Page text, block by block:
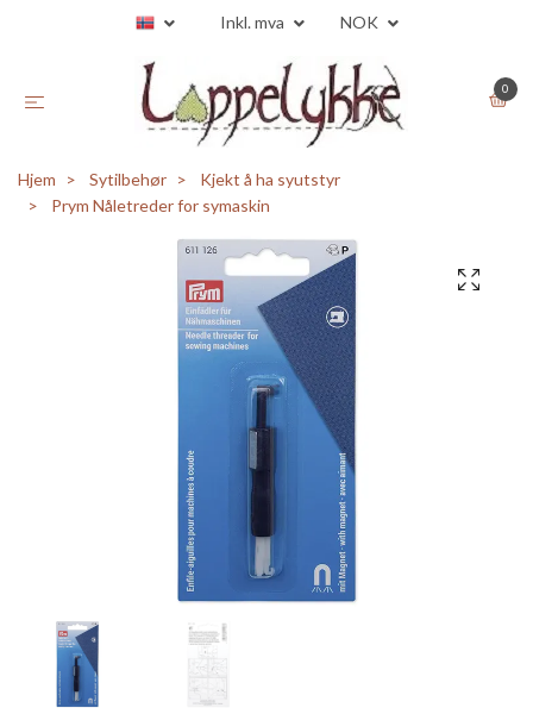
Inkl. mva NOK
0
Hjem Sytilbehør
Kjekt å ha syutstyr
Prym Nåletreder for symaskin